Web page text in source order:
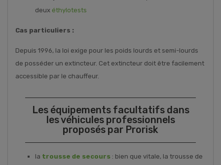
deux éthylotests
Cas particuliers :
Depuis 1996, la loi exige pour les poids lourds et semi-lourds
de posséder un extincteur. Cet extincteur doit être facilement
accessible par le chauffeur.
Les équipements facultatifs dans
les véhicules professionnels
proposés par Prorisk
la trousse de secours : bien que vitale, la trousse de